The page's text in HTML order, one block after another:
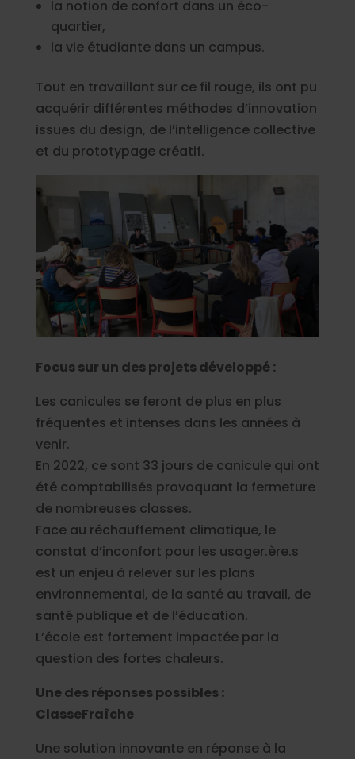
la notion de confort dans un éco-
quartier,
la vie étudiante dans un campus.
Tout en travaillant sur ce fil rouge, ils ont pu
acquérir différentes méthodes d’innovation
issues du design, de l’intelligence collective
et du prototypage créatif.
Focus sur un des projets développé :
Les canicules se feront de plus en plus
fréquentes et intenses dans les années à
venir.
En 2022, ce sont 33 jours de canicule qui ont
été comptabilisés provoquant la fermeture
de nombreuses classes.
Face au réchauffement climatique, le
constat d’inconfort pour les usager.ère.s
est un enjeu à relever sur les plans
environnemental, de la santé au travail, de
santé publique et de l’éducation.
L’école est fortement impactée par la
question des fortes chaleurs.
Une des réponses possibles :
ClasseFraîche
Une solution innovante en réponse à la